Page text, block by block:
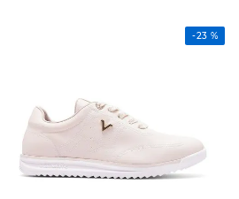
-23 %